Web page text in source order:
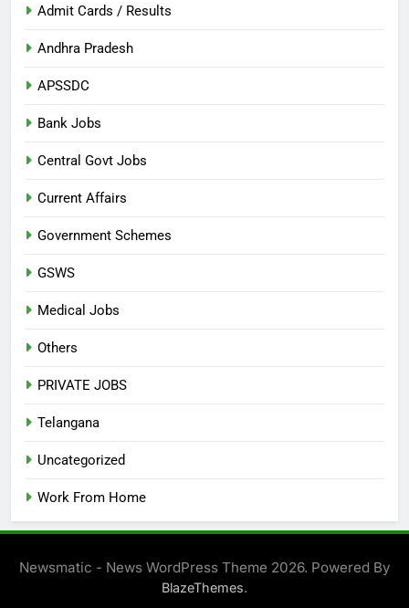
Admit Cards / Results
Andhra Pradesh
APSSDC
Bank Jobs
Central Govt Jobs
Current Affairs
Government Schemes
GSWS
Medical Jobs
Others
PRIVATE JOBS
Telangana
Uncategorized
Work From Home
Newsmatic - News WordPress Theme 2026. Powered By
BlazeThemes.